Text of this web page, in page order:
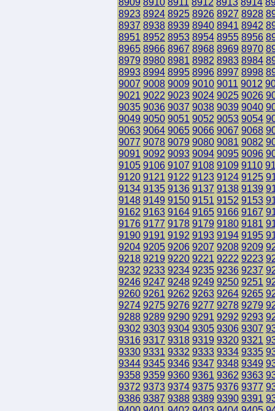
8923 8924 8925 8926 8927 8928
8937 8938 8939 8940 8941 8942
8951 8952 8953 8954 8955 8956
8965 8966 8967 8968 8969 8970
8979 8980 8981 8982 8983 8984
8993 8994 8995 8996 8997 8998
9007 9008 9009 9010 9011 9012
9021 9022 9023 9024 9025 9026
9035 9036 9037 9038 9039 9040
9049 9050 9051 9052 9053 9054
9063 9064 9065 9066 9067 9068
9077 9078 9079 9080 9081 9082
9091 9092 9093 9094 9095 9096
9105 9106 9107 9108 9109 9110
9120 9121 9122 9123 9124 9125
9134 9135 9136 9137 9138 9139
9148 9149 9150 9151 9152 9153
9162 9163 9164 9165 9166 9167
9176 9177 9178 9179 9180 9181
9190 9191 9192 9193 9194 9195
9204 9205 9206 9207 9208 9209
9218 9219 9220 9221 9222 9223
9232 9233 9234 9235 9236 9237
9246 9247 9248 9249 9250 9251
9260 9261 9262 9263 9264 9265
9274 9275 9276 9277 9278 9279
9288 9289 9290 9291 9292 9293
9302 9303 9304 9305 9306 9307
9316 9317 9318 9319 9320 9321
9330 9331 9332 9333 9334 9335
9344 9345 9346 9347 9348 9349
9358 9359 9360 9361 9362 9363
9372 9373 9374 9375 9376 9377
9386 9387 9388 9389 9390 9391